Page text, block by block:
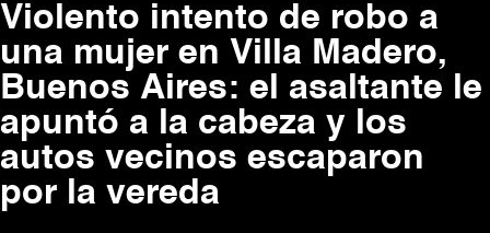
Violento intento de robo a
una mujer en Villa Madero,
Buenos Aires: el asaltante le
apuntó a la cabeza y los
autos vecinos escaparon
por la vereda